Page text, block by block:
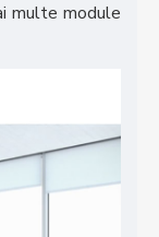
multe module